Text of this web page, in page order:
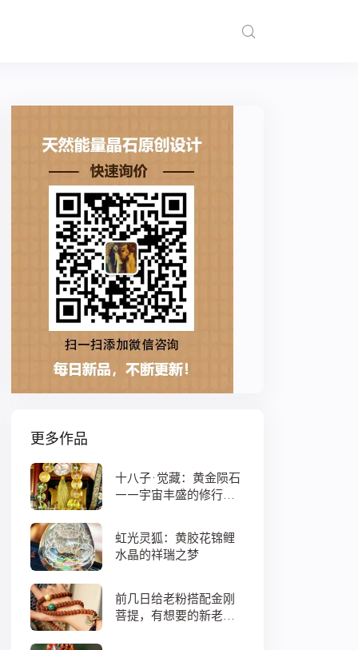
更多作品
十八子·觉藏：黄金陨石
——宇宙丰盛的修行之
虹光灵狐：黄胶花锦鲤
水晶的祥瑞之梦
前几日给老粉搭配金刚
菩提，有想要的新老